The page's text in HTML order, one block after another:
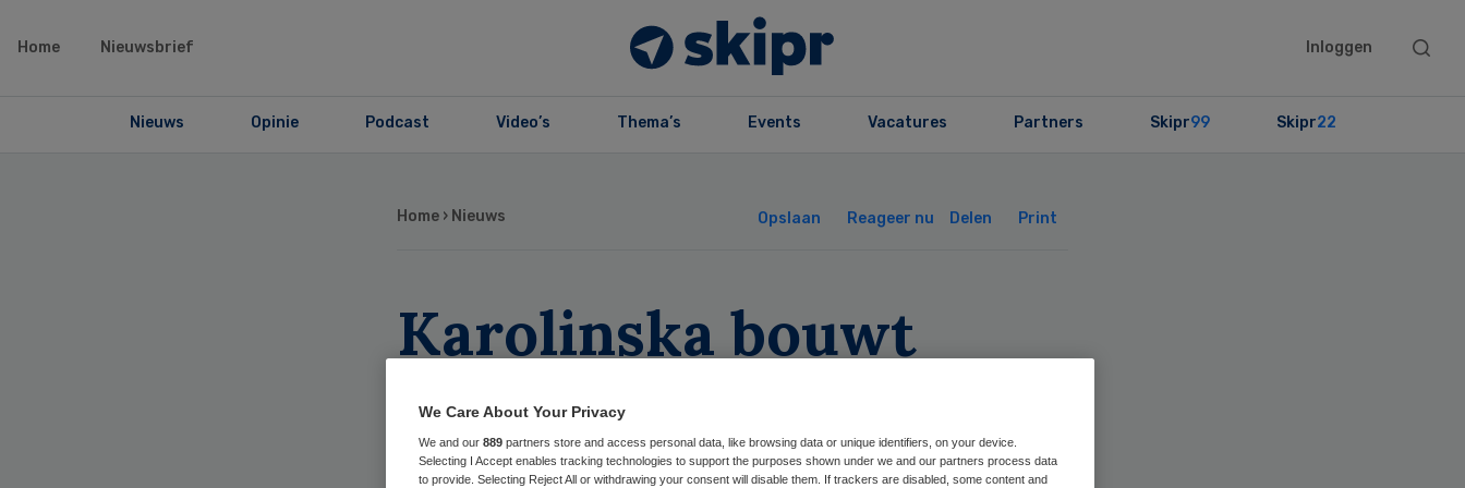
Home Nieuwsbrief Inloggen
Search
Nieuws Opinie Podcast Video’s Thema’s Events Vacatures Partners Skipr99 Skipr22
Home › Nieuws Opslaan Reageer nu Delen Print
Karolinska bouwt
organisatie om patiënt
heen
We Care About Your Privacy
We and our 889 partners store and access personal data, like browsing data or unique identifiers, on your device.
Selecting I Accept enables tracking technologies to support the purposes shown under we and our partners process data
to provide. Selecting Reject All or withdrawing your consent will disable them. If trackers are disabled, some content and